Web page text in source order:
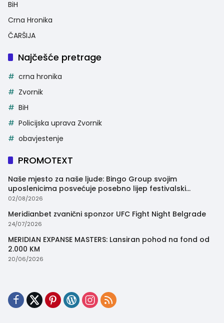
BiH
Crna Hronika
ČARŠIJA
Najčešće pretrage
crna hronika
Zvornik
BiH
Policijska uprava Zvornik
obavjestenje
PROMOTEXT
Naše mjesto za naše ljude: Bingo Group svojim
uposlenicima posvećuje posebno lijep festivalski
trenutak
02/08/2026
Meridianbet zvanični sponzor UFC Fight Night Belgrade
24/07/2026
MERIDIAN EXPANSE MASTERS: Lansiran pohod na fond od
2.000 KM
20/06/2026